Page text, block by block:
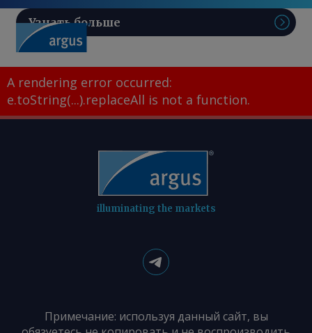
Узнать больше
A rendering error occurred:
e.toString(...).replaceAll is not a function.
illuminating the markets
Примечание: используя данный сайт, вы